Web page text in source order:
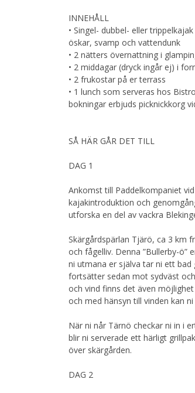
INNEHÅLL
• Singel- dubbel- eller
öskar, svamp och vattendunk
• 2 nätters övernattning i
• 2 middagar (dryck ingår ej) i
• 2 frukostar på er terrass
• 1 lunch som serveras hos
bokningar erbjuds picknickkorg
SÅ HÄR GÅR DET TILL
DAG 1
Ankomst till Paddelkompaniet
kajakintroduktion och
utforska en del av vackra
Skärgårdspärlan Tjärö, ca 3 km
och fågelliv. Denna ”Bullerby-ö”
ni utmana er själva tar ni ett
fortsätter sedan mot sydväst
och vind finns det även
och med hänsyn till vinden kan
När ni når Tärnö checkar ni in i
blir ni serverade ett härligt
över skärgården.
DAG 2